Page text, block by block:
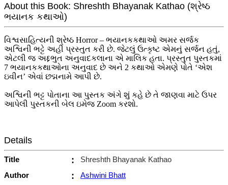
About this Book: Shreshth Bhayanak Kathao (શ્રેષ્ઠ
ભયાનક કથાઓ)
વિશ્વસાહિત્યની શ્રેષ્ઠ Horror – ભયાનકકથાઓ અમર સર્જક
અશ્વિની ભટ્ટે અહી પ્રસ્તુત કરી છે. જેટલું ઉત્કૃષ્ટ એમનું સર્જન હતું,
એટલી જ અદ્દભુત અનુવાદકલાના એ માલિક હતા. પ્રસ્તુત પુસ્તકમાં
7 ભયાનકકથાઓના અનુવાદ છે અને 2 કથાઓ એમણે પોતે ‘એશ
ઇવીન’ એવાં છદ્મનામે આપી છે.
અશ્વિની ભટ્ટ પોતાના આ પુસ્તક અંગે શું કહે છે તે જાણવા માટે ઉપર
આપેલી પુસ્તકની બેલ ઇમેજ Zoom કરશો.
Details
Title :
Shreshth Bhayanak Kathao
Author
:
Ashwini Bhatt